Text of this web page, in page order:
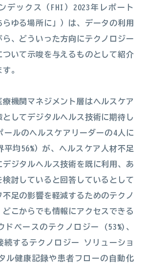
デックス（FHI）2023年レポート
らゆる場所に」）は、データの利用
、どういった方向にテクノロジー
ついて示唆を与えるものとして紹介
。
療機関マネジメント層はヘルスケア
としてデジタルヘルス技術に期待し
ールのヘルスケアリーダーの4人に
平均56%）が、ヘルスケア人材不足
デジタルヘルス技術を既に利用、あ
検討していると回答しているとして
足の影響を軽減するためのテクノ
どこからでも情報にアクセスできる
ドベースのテクノロジー (53%)、
続するテクノロジー ソリューショ
ル健康記録や患者フローの自動化